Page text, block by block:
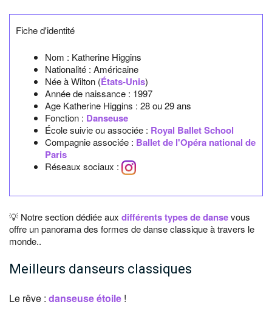
Fiche d'identité
Nom : Katherine Higgins
Nationalité : Américaine
Née àWilton (États-Unis)
Année de naissance : 1997
Age Katherine Higgins : 28 ou 29 ans
Fonction : Danseuse
École suivie ou associée : Royal Ballet School
Compagnie associée : Ballet de l'Opéra national de
Paris
Réseaux sociaux :
💡 Notre section dédiée aux différents types de dansevous
offre un panorama des formes de danse classique à travers le
monde..
Meilleurs danseurs classiques
Le rêve : danseuse étoile !